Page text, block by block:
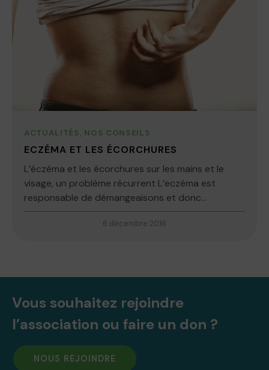
ACTUALITÉS, NOS CONSEILS
ECZÉMA ET LES ÉCORCHURES
L’éczéma et les écorchures sur les mains et le
visage, un problème récurrent L’eczéma est
responsable de démangeaisons et donc...
6 décembre 2016
Vous souhaitez rejoindre
l’association ou faire un don ?
NOUS REJOINDRE